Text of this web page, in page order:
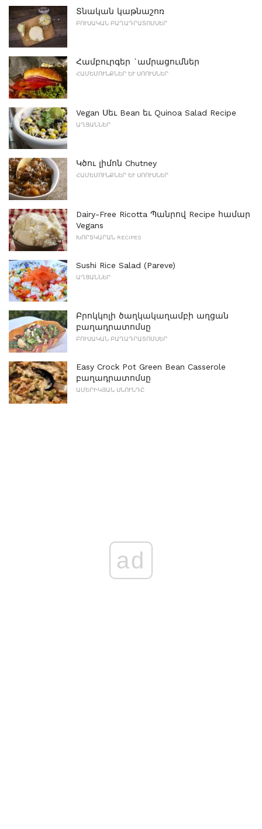
Տնական կաթնաշոռ
ԲՈՒՍԱԿԱՆ ԲԱՂԱԴՐԱՏՈՄՍԵՐ
Համբուրգեր `ամրացումներ
ՀԱՄԵՄՈՒՆՔՆԵՐ ԵՒ ՍՈՈՒՍՆԵՐ
Vegan Սեւ Bean եւ Quinoa Salad Recipe
ԱՂՑԱՆՆԵՐ
Կծու լիմոն Chutney
ՀԱՄԵՄՈՒՆՔՆԵՐ ԵՒ ՍՈՈՒՍՆԵՐ
Dairy-Free Ricotta Պանրով Recipe համար
Vegans
ԽՈՐՏԿԱՐԱՆ RECIPES
Sushi Rice Salad (Pareve)
ԱՂՑԱՆՆԵՐ
Բրոկկոլի ծաղկակաղամբի աղցան
բաղադրատոմսը
ԲՈՒՍԱԿԱՆ ԲԱՂԱԴՐԱՏՈՄՍԵՐ
Easy Crock Pot Green Bean Casserole
բաղադրատոմսը
ԱՄԵՐԻԿՅԱՆ ՍՆՈՒՆԴԸ
ad